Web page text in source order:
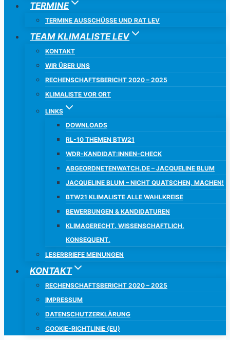
TERMINE
TERMINE AUSSCHÜSSE UND RAT LEV
TEAM KLIMALISTE LEV
KONTAKT
WIR ÜBER UNS
RECHENSCHAFTSBERICHT 2020 – 2025
KLIMALISTE VOR ORT
LINKS
DOWNLOADS
RL-10 THEMEN BTW21
WDR-KANDIDAT:INNEN-CHECK
ABGEORDNETENWATCH.DE – JACQUELINE BLUM
JACQUELINE BLUM – NICHT QUATSCHEN, MACHEN!
BTW21 KLIMALISTE ALLE WAHLKREISE
BEWERBUNGEN & KANDIDATUREN
KLIMAGERECHT. WISSENSCHAFTLICH.
KONSEQUENT.
LESERBRIEFE MEINUNGEN
KONTAKT
RECHENSCHAFTSBERICHT 2020 – 2025
IMPRESSUM
DATENSCHUTZERKLÄRUNG
COOKIE-RICHTLINIE (EU)